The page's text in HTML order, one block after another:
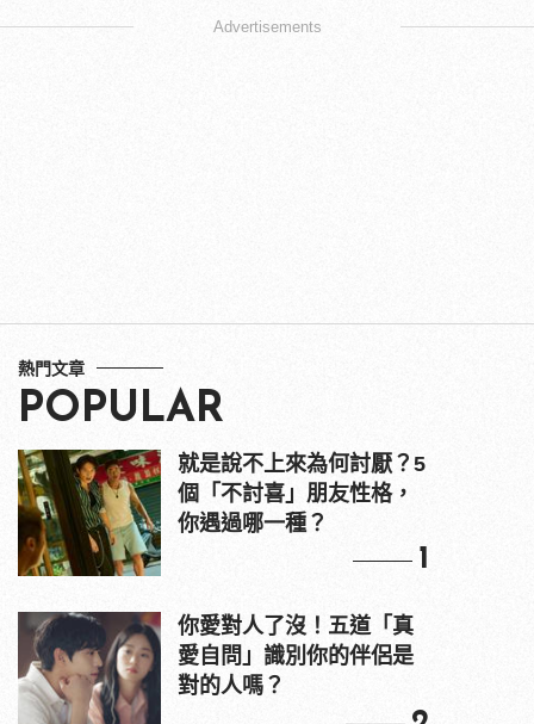
Advertisements
熱門文章
POPULAR
就是說不上來為何討厭？5
個「不討喜」朋友性格，
你遇過哪一種？
1
你愛對人了沒！五道「真
愛自問」識別你的伴侶是
對的人嗎？